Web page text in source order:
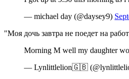
— michael day (@daysey9)
"Моя дочь завтра не поедет на
Morning M well my daughter
— Lynlittlelion🇬🇧